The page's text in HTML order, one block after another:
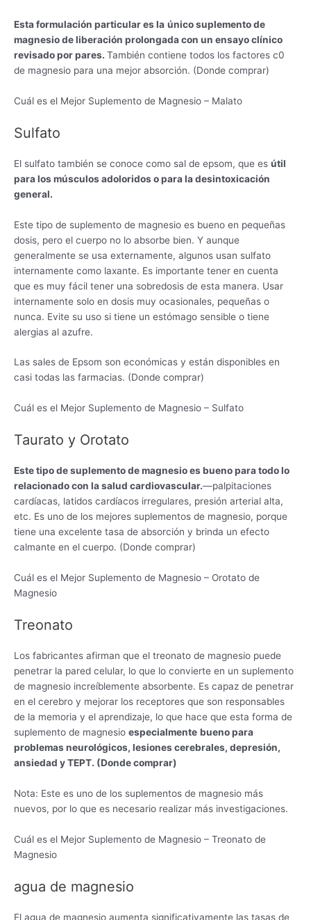
Esta formulación particular es la único suplemento de
magnesio de liberación prolongada con un ensayo clínico
revisado por pares. También contiene todos los factores c0
de magnesio para una mejor absorción. (Donde comprar)
Cuál es el Mejor Suplemento de Magnesio – Malato
Sulfato
El sulfato también se conoce como sal de epsom, que es útil
para los músculos adoloridos o para la desintoxicación
general.
Este tipo de suplemento de magnesio es bueno en pequeñas
dosis, pero el cuerpo no lo absorbe bien. Y aunque
generalmente se usa externamente, algunos usan sulfato
internamente como laxante. Es importante tener en cuenta
que es muy fácil tener una sobredosis de esta manera. Usar
internamente solo en dosis muy ocasionales, pequeñas o
nunca. Evite su uso si tiene un estómago sensible o tiene
alergias al azufre.
Las sales de Epsom son económicas y están disponibles en
casi todas las farmacias. (Donde comprar)
Cuál es el Mejor Suplemento de Magnesio – Sulfato
Taurato y Orotato
Este tipo de suplemento de magnesio es bueno para todo lo
relacionado con la salud cardiovascular.—palpitaciones
cardíacas, latidos cardíacos irregulares, presión arterial alta,
etc. Es uno de los mejores suplementos de magnesio, porque
tiene una excelente tasa de absorción y brinda un efecto
calmante en el cuerpo. (Donde comprar)
Cuál es el Mejor Suplemento de Magnesio – Orotato de
Magnesio
Treonato
Los fabricantes afirman que el treonato de magnesio puede
penetrar la pared celular, lo que lo convierte en un suplemento
de magnesio increíblemente absorbente. Es capaz de penetrar
en el cerebro y mejorar los receptores que son responsables
de la memoria y el aprendizaje, lo que hace que esta forma de
suplemento de magnesio especialmente bueno para
problemas neurológicos, lesiones cerebrales, depresión,
ansiedad y TEPT. (Donde comprar)
Nota: Este es uno de los suplementos de magnesio más
nuevos, por lo que es necesario realizar más investigaciones.
Cuál es el Mejor Suplemento de Magnesio – Treonato de
Magnesio
agua de magnesio
El agua de magnesio aumenta significativamente las tasas de